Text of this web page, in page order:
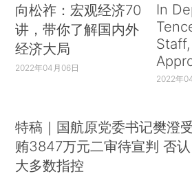
向松祚：宏观经济70
讲，带你了解国内外
经济大局
2022年04月06日
In
Staff,
2022年
特稿｜国航原党委书记樊澄
贿3847万元二审待宣判 否认
大多数指控